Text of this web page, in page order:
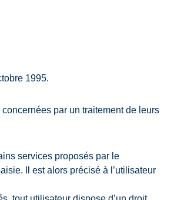
1995.
par un traitement de leurs
services proposés par le
Il est alors précisé à l’utilisateur